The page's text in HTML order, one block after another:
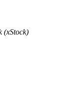
zysk i
(xStock)